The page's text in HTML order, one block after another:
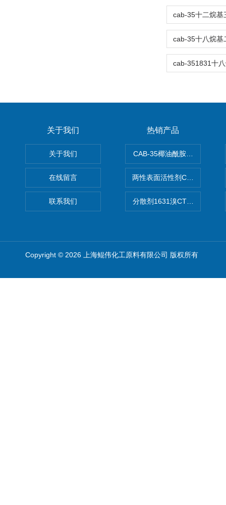
关于我们
关于我们
在线留言
联系我们
热销产品
CAB-35椰油酰胺丙基甜菜碱
两性表面活性剂CAB-30椰油
分散剂1631溴CTAB（十六烷
Copyright © 2026 上海鲲伟化工原料有限公司 版权所有